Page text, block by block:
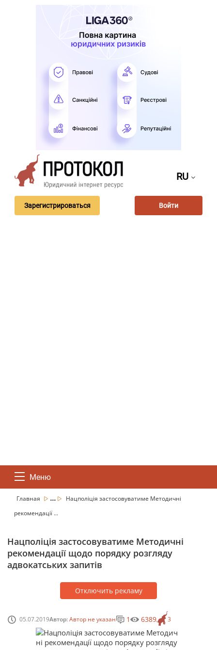
RU
Зарегистрироваться Войти
Меню
Главная ...
Нацполіція застосовуватиме Методичні
рекомендації ...
Нацполіція застосовуватиме Методичні
рекомендації щодо порядку розгляду
адвокатських запитів
Отключить рекламу
05.07.2019Автор:Автор не указан 3
1 6389